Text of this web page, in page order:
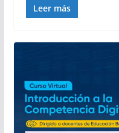
Leer más